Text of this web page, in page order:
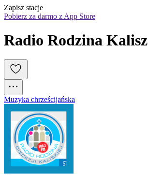
Zapisz stacje
Pobierz za darmo z App Store
Radio Rodzina Kalisz
Muzyka chrześcijańska